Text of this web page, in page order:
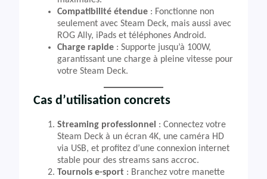
Compatibilité étendue : Fonctionne non
seulement avec Steam Deck, mais aussi avec
ROG Ally, iPads et téléphones Android.
Charge rapide : Supporte jusqu’à 100W,
garantissant une charge à pleine vitesse pour
votre Steam Deck.
Cas d’utilisation concrets
Streaming professionnel : Connectez votre
Steam Deck à un écran 4K, une caméra HD
via USB, et profitez d’une connexion internet
stable pour des streams sans accroc.
Tournois e-sport : Branchez votre manette